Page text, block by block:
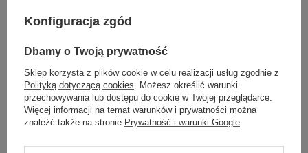
Masz pytanie? Chętnie pomożemy.
skład materiału : 90% bawełna , 10% elastan
sposób prania : pranie w pralce w 30°C
Konfiguracja zgód
Dbamy o Twoją prywatność
Sklep korzysta z plików cookie w celu realizacji usług zgodnie z
Polityką dotyczącą cookies. Możesz określić warunki
przechowywania lub dostępu do cookie w Twojej przeglądarce.
Więcej informacji na temat warunków i prywatności można
znaleźć także na stronie Prywatność i warunki Google.